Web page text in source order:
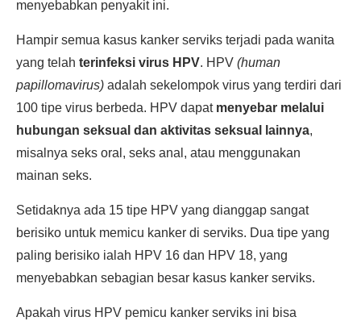
menyebabkan penyakit ini.
Hampir semua kasus kanker serviks terjadi pada wanita
yang telah terinfeksi virus HPV. HPV (human
papillomavirus) adalah sekelompok virus yang terdiri dari
100 tipe virus berbeda. HPV dapat menyebar melalui
hubungan seksual dan aktivitas seksual lainnya,
misalnya seks oral, seks anal, atau menggunakan
mainan seks.
Setidaknya ada 15 tipe HPV yang dianggap sangat
berisiko untuk memicu kanker di serviks. Dua tipe yang
paling berisiko ialah HPV 16 dan HPV 18, yang
menyebabkan sebagian besar kasus kanker serviks.
Apakah virus HPV pemicu kanker serviks ini bisa